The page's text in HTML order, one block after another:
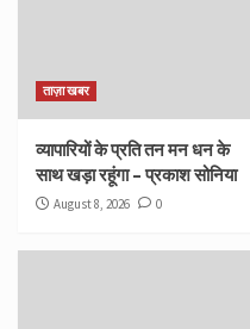
ताज़ा खबर
व्यापारियों के प्रति तन मन धन के
साथ खड़ा रहूंगा – प्रकाश सोनिया
August 8, 2026 0